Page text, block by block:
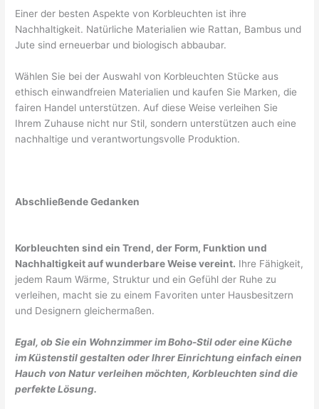
Einer der besten Aspekte von Korbleuchten ist ihre
Nachhaltigkeit. Natürliche Materialien wie Rattan, Bambus und
Jute sind erneuerbar und biologisch abbaubar.
Wählen Sie bei der Auswahl von Korbleuchten Stücke aus
ethisch einwandfreien Materialien und kaufen Sie Marken, die
fairen Handel unterstützen. Auf diese Weise verleihen Sie
Ihrem Zuhause nicht nur Stil, sondern unterstützen auch eine
nachhaltige und verantwortungsvolle Produktion.
Abschließende Gedanken
Korbleuchten sind ein Trend, der Form, Funktion und
Nachhaltigkeit auf wunderbare Weise vereint. Ihre Fähigkeit,
jedem Raum Wärme, Struktur und ein Gefühl der Ruhe zu
verleihen, macht sie zu einem Favoriten unter Hausbesitzern
und Designern gleichermaßen.
Egal, ob Sie ein Wohnzimmer im Boho-Stil oder eine Küche
im Küstenstil gestalten oder Ihrer Einrichtung einfach einen
Hauch von Natur verleihen möchten, Korbleuchten sind die
perfekte Lösung.